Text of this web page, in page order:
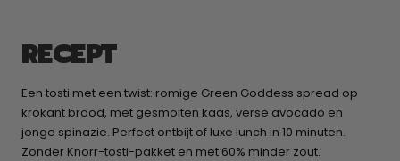
RECEPT
Een tosti met een twist: romige Green Goddess spread op
krokant brood, met gesmolten kaas, verse avocado en
jonge spinazie. Perfect ontbijt of luxe lunch in 10 minuten.
Zonder Knorr-tosti-pakket en met 60% minder zout.